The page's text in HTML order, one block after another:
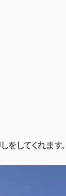
してくれます。